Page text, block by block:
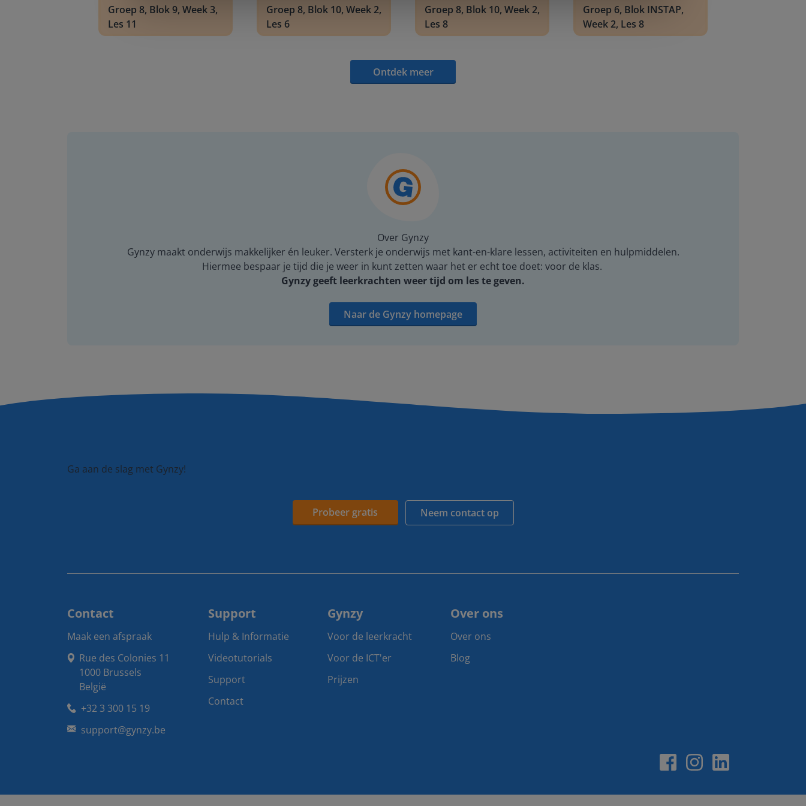
Groep 8, Blok 9, Week 3,
Les 11
Groep 8, Blok 10, Week 2,
Les 6
Groep 8, Blok 10, Week 2,
Les 8
Groep 6, Blok INSTAP,
Week 2, Les 8
Ontdek meer
Over Gynzy
Gynzy maakt onderwijs makkelijker én leuker. Versterk je onderwijs met kant-en-klare lessen, activiteiten en hulpmiddelen.
Hiermee bespaar je tijd die je weer in kunt zetten waar het er echt toe doet: voor de klas.
Gynzy geeft leerkrachten weer tijd om les te geven.
Naar de Gynzy homepage
Ga aan de slag met Gynzy!
Probeer gratis Neem contact op
Contact
Maak een afspraak
Rue des Colonies 11
1000 Brussels
België
+32 3 300 15 19
support@gynzy.be
Support
Hulp & Informatie
Videotutorials
Support
Contact
Gynzy
Voor de leerkracht
Voor de ICT'er
Prijzen
Over ons
Over ons
Blog